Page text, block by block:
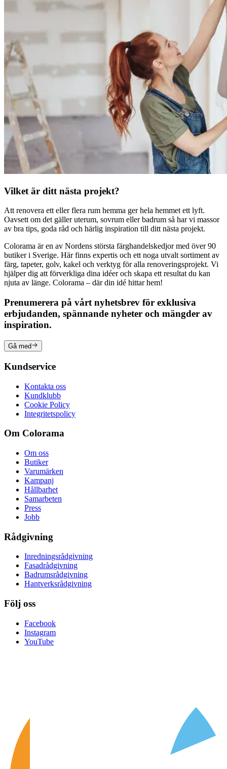
Vilket är ditt nästa projekt?
Att renovera ett eller flera rum hemma ger hela hemmet ett lyft.
Oavsett om det gäller uterum, sovrum eller badrum så har vi massor
av bra tips, goda råd och härlig inspiration till ditt nästa projekt.
Colorama är en av Nordens största färghandelskedjor med över 90
butiker i Sverige. Här finns expertis och ett noga utvalt sortiment av
färg, tapeter, golv, kakel och verktyg för alla renoveringsprojekt. Vi
hjälper dig att förverkliga dina idéer och skapa ett resultat du kan
njuta av länge. Colorama – där din idé hittar hem!
Prenumerera på vårt nyhetsbrev för exklusiva
erbjudanden, spännande nyheter och mängder av
inspiration.
Gå med
Kundservice
Kontakta oss
Kundklubb
Cookie Policy
Integritetspolicy
Om Colorama
Om oss
Butiker
Varumärken
Kampanj
Hållbarhet
Samarbeten
Press
Jobb
Rådgivning
Inredningsrådgivning
Fasadrådgivning
Badrumsrådgivning
Hantverksrådgivning
Följ oss
Facebook
Instagram
YouTube